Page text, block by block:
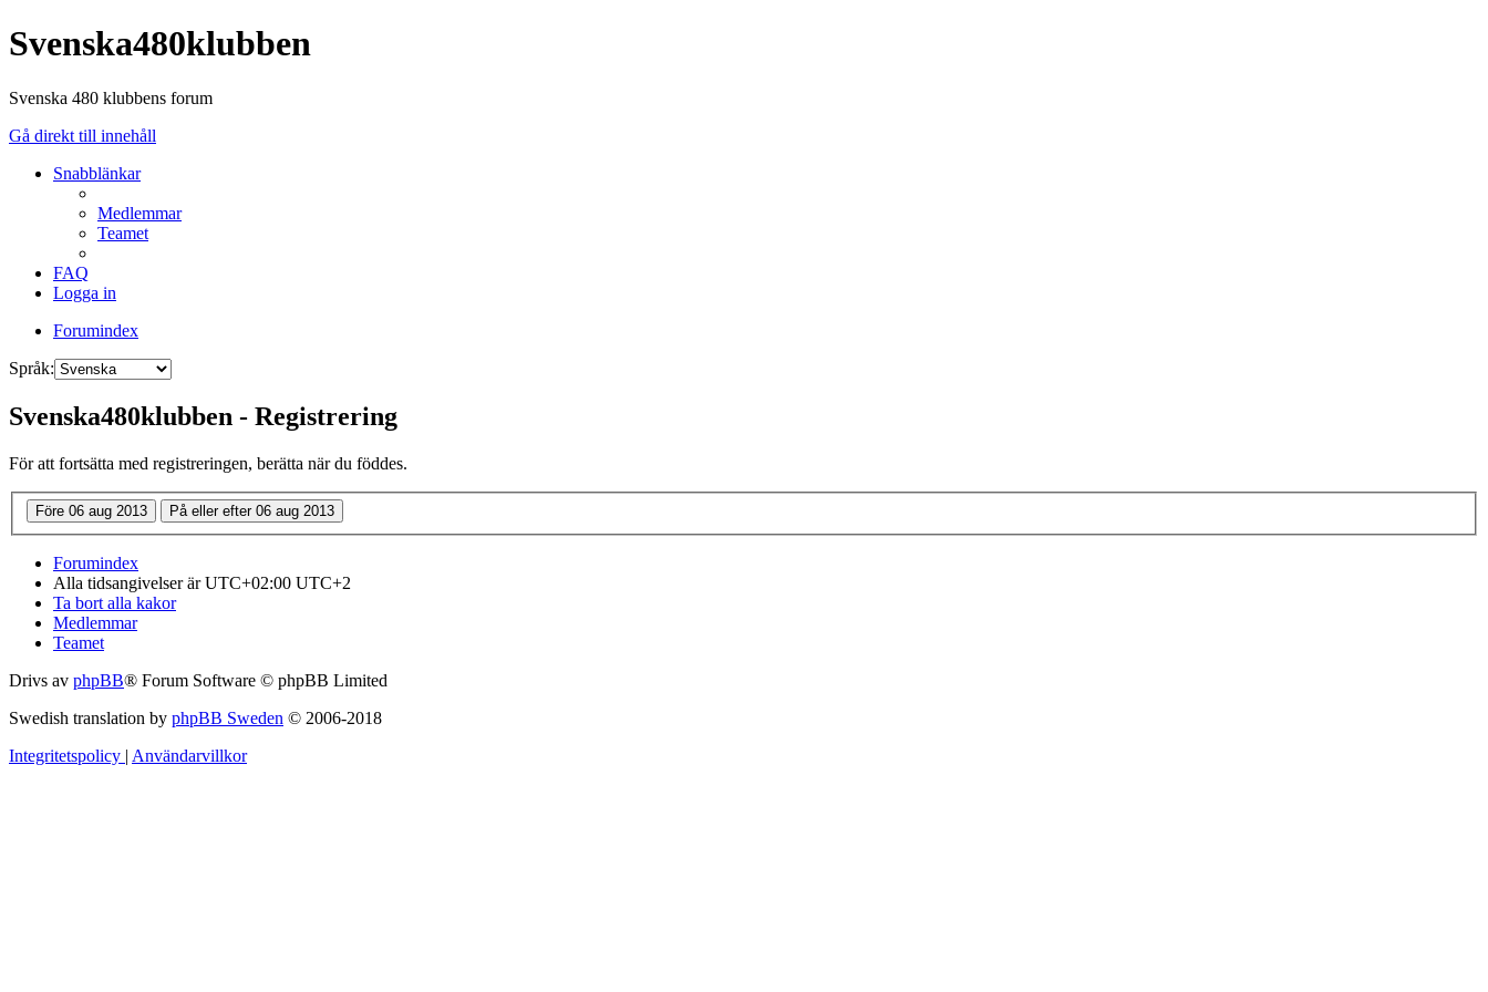
Svenska480klubben
Svenska 480 klubbens forum
Gå direkt till innehåll
Snabblänkar
Medlemmar
Teamet
FAQ
Logga in
Forumindex
Språk:
Svenska480klubben - Registrering
För att fortsätta med registreringen, berätta när du föddes.
Forumindex
Alla tidsangivelser är UTC+02:00 UTC+2
Ta bort alla kakor
Medlemmar
Teamet
Drivs av phpBB® Forum Software © phpBB Limited
Swedish translation by phpBB Sweden © 2006-2018
Integritetspolicy | Användarvillkor